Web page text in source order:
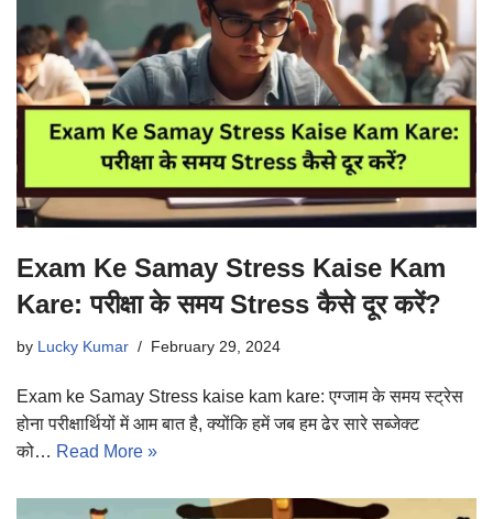
Exam Ke Samay Stress Kaise Kam
Kare: परीक्षा के समय Stress कैसे दूर करें?
by Lucky Kumar February 29, 2024
Exam ke Samay Stress kaise kam kare: एग्जाम के समय स्ट्रेस
होना परीक्षार्थियों में आम बात है, क्योंकि हमें जब हम ढेर सारे सब्जेक्ट
को… Read More »